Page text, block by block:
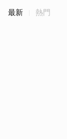
最新 熱門